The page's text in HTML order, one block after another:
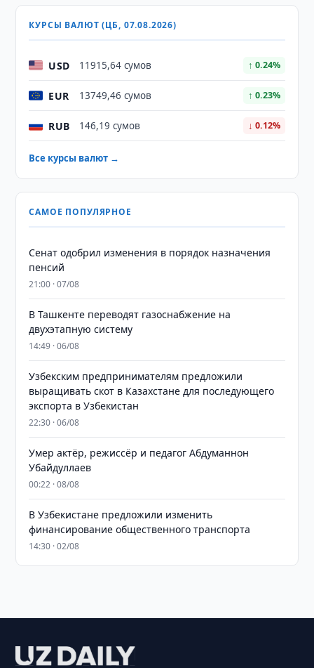
КУРСЫ ВАЛЮТ (ЦБ, 07.08.2026)
USD 11915,64 сумов ↑ 0.24%
EUR 13749,46 сумов ↑ 0.23%
RUB 146,19 сумов ↓ 0.12%
Все курсы валют →
САМОЕ ПОПУЛЯРНОЕ
Сенат одобрил изменения в порядок назначения
пенсий
21:00 · 07/08
В Ташкенте переводят газоснабжение на
двухэтапную систему
14:49 · 06/08
Узбекским предпринимателям предложили
выращивать скот в Казахстане для последующего
экспорта в Узбекистан
22:30 · 06/08
Умер актёр, режиссёр и педагог Абдуманнон
Убайдуллаев
00:22 · 08/08
В Узбекистане предложили изменить
финансирование общественного транспорта
14:30 · 02/08